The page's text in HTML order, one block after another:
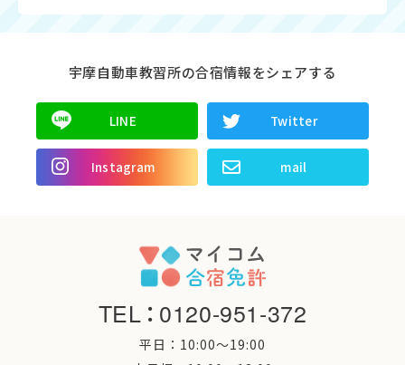
宇摩自動車教習所の合宿情報をシェアする
LINE Twitter
Instagram mail
TEL：0120-951-372
平日：10:00〜19:00